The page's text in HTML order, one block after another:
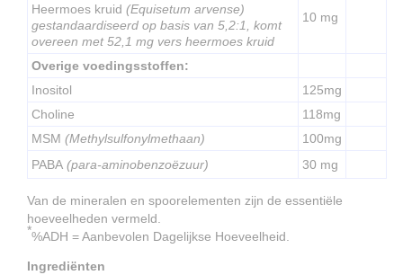
Heermoes kruid (Equisetum arvense)
gestandaardiseerd op basis van 5,2:1, komt
overeen met 52,1 mg vers heermoes kruid
10 mg
Overige voedingsstoffen:
Inositol
125mg
Choline
118mg
MSM (Methylsulfonylmethaan)
100mg
PABA (para-aminobenzoëzuur) 30 mg
Van de mineralen en spoorelementen zijn de essentiële
hoeveelheden vermeld.
*%ADH = Aanbevolen Dagelijkse Hoeveelheid.
Ingrediënten